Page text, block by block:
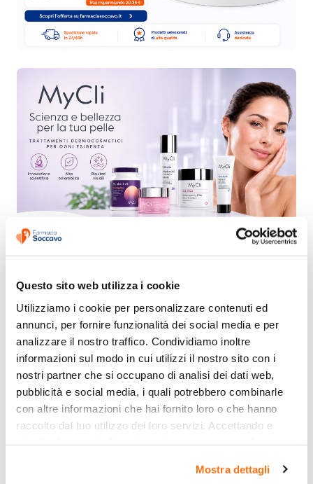
Questo sito web utilizza i cookie
Utilizziamo i cookie per personalizzare contenuti ed
annunci, per fornire funzionalità dei social media e per
analizzare il nostro traffico. Condividiamo inoltre
informazioni sul modo in cui utilizzi il nostro sito con i
nostri partner che si occupano di analisi dei dati web,
pubblicità e social media, i quali potrebbero combinarle
con altre informazioni che hai fornito loro o che hanno
raccolto dal tuo utilizzo dei loro servizi. Accettando e
Mostra dettagli